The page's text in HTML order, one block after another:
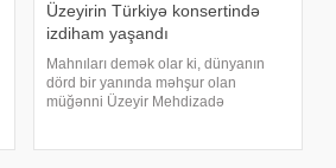
Üzeyirin Türkiyə konsertində
izdiham yaşandı
Mahnıları demək olar ki, dünyanın
dörd bir yanında məhşur olan
müğənni Üzeyir Mehdizadə